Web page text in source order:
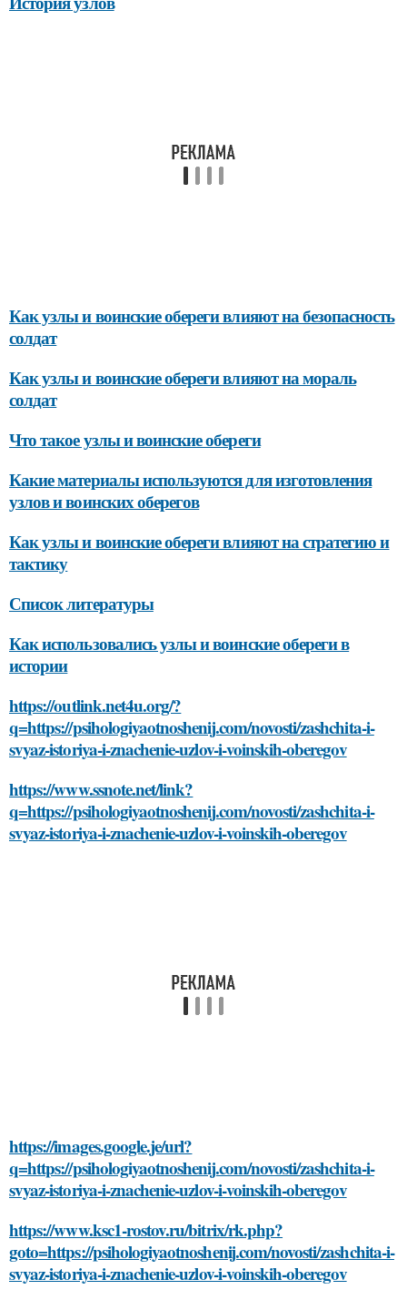
Как узлы и воинские обереги влияют на безопасность
солдат
Как узлы и воинские обереги влияют на мораль
солдат
Что такое узлы и воинские обереги
Какие материалы используются для изготовления
узлов и воинских оберегов
Как узлы и воинские обереги влияют на стратегию и
тактику
Список литературы
Как использовались узлы и воинские обереги в
истории
https://outlink.net4u.org/?
q=https://psihologiyaotnoshenij.com/novosti/zashchita-i-
svyaz-istoriya-i-znachenie-uzlov-i-voinskih-oberegov
https://www.ssnote.net/link?
q=https://psihologiyaotnoshenij.com/novosti/zashchita-i-
svyaz-istoriya-i-znachenie-uzlov-i-voinskih-oberegov
https://images.google.je/url?
q=https://psihologiyaotnoshenij.com/novosti/zashchita-i-
svyaz-istoriya-i-znachenie-uzlov-i-voinskih-oberegov
https://www.ksc1-rostov.ru/bitrix/rk.php?
goto=https://psihologiyaotnoshenij.com/novosti/zashchita-i-
svyaz-istoriya-i-znachenie-uzlov-i-voinskih-oberegov